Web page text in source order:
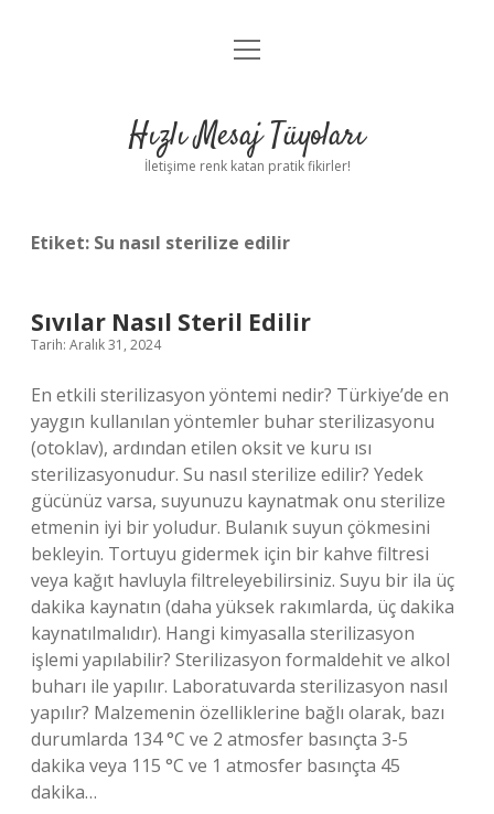
Anasayfa
Yasal Uyarı
menüyü
Hızlı Mesaj Tüyoları
İletişime renk katan pratik fikirler!
Etiket: Su nasıl sterilize edilir
Sıvılar Nasıl Steril Edilir
Tarih: Aralık 31, 2024
En etkili sterilizasyon yöntemi nedir? Türkiye’de en
yaygın kullanılan yöntemler buhar sterilizasyonu
(otoklav), ardından etilen oksit ve kuru ısı
sterilizasyonudur. Su nasıl sterilize edilir? Yedek
gücünüz varsa, suyunuzu kaynatmak onu sterilize
etmenin iyi bir yoludur. Bulanık suyun çökmesini
bekleyin. Tortuyu gidermek için bir kahve filtresi
veya kağıt havluyla filtreleyebilirsiniz. Suyu bir ila üç
dakika kaynatın (daha yüksek rakımlarda, üç dakika
kaynatılmalıdır). Hangi kimyasalla sterilizasyon
işlemi yapılabilir? Sterilizasyon formaldehit ve alkol
buharı ile yapılır. Laboratuvarda sterilizasyon nasıl
yapılır? Malzemenin özelliklerine bağlı olarak, bazı
durumlarda 134 °C ve 2 atmosfer basınçta 3-5
dakika veya 115 °C ve 1 atmosfer basınçta 45
dakika…